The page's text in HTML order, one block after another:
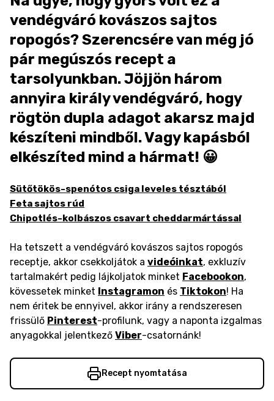
vendégváró kovászos sajtos
ropogós? Szerencsére van még jó
pár megúszós recept a
tarsolyunkban. Jöjjön három
annyira király vendégváró, hogy
rögtön dupla adagot akarsz majd
készíteni mindből. Vagy kapásból
elkészíted mind a hármat! 😀
Sütőtökös-spenótos csiga leveles tésztából
Feta sajtos rúd
Chipotlés-kolbászos csavart cheddarmártással
Ha tetszett a vendégváró kovászos sajtos ropogós
receptje, akkor csekkoljátok a videóinkat, exkluzív
tartalmakért pedig lájkoljatok minket Facebookon,
kövessetek minket Instagramon és Tiktokon! Ha
nem éritek be ennyivel, akkor irány a rendszeresen
frissülő Pinterest-profilunk, vagy a naponta izgalmas
anyagokkal jelentkező Viber-csatornánk!
Recept nyomtatása